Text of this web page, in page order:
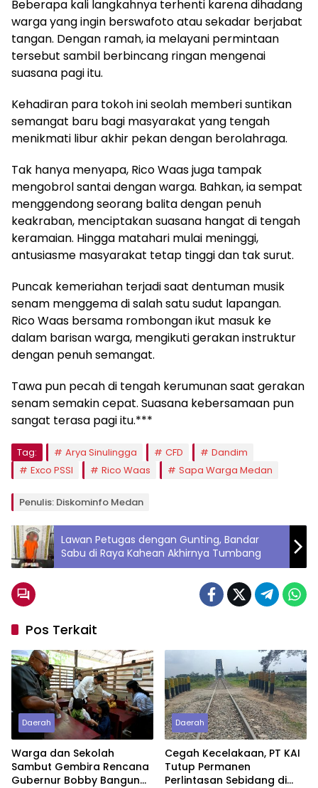
Beberapa kali langkahnya terhenti karena dihadang
warga yang ingin berswafoto atau sekadar berjabat
tangan. Dengan ramah, ia melayani permintaan
tersebut sambil berbincang ringan mengenai
suasana pagi itu.
Kehadiran para tokoh ini seolah memberi suntikan
semangat baru bagi masyarakat yang tengah
menikmati libur akhir pekan dengan berolahraga.
Tak hanya menyapa, Rico Waas juga tampak
mengobrol santai dengan warga. Bahkan, ia sempat
menggendong seorang balita dengan penuh
keakraban, menciptakan suasana hangat di tengah
keramaian. Hingga matahari mulai meninggi,
antusiasme masyarakat tetap tinggi dan tak surut.
Puncak kemeriahan terjadi saat dentuman musik
senam menggema di salah satu sudut lapangan.
Rico Waas bersama rombongan ikut masuk ke
dalam barisan warga, mengikuti gerakan instruktur
dengan penuh semangat.
Tawa pun pecah di tengah kerumunan saat gerakan
senam semakin cepat. Suasana kebersamaan pun
sangat terasa pagi itu.***
Tag: Arya Sinulingga CFD
Dandim
Exco PSSI
Rico Waas Sapa Warga Medan
Penulis: Diskominfo Medan
Lawan Petugas dengan Gunting, Bandar
Sabu di Raya Kahean Akhirnya Tumbang
Pos Terkait
Daerah
Warga dan Sekolah
Sambut Gembira Rencana
Gubernur Bobby Bangun
Daerah
Cegah Kecelakaan, PT KAI
Tutup Permanen
Perlintasan Sebidang di